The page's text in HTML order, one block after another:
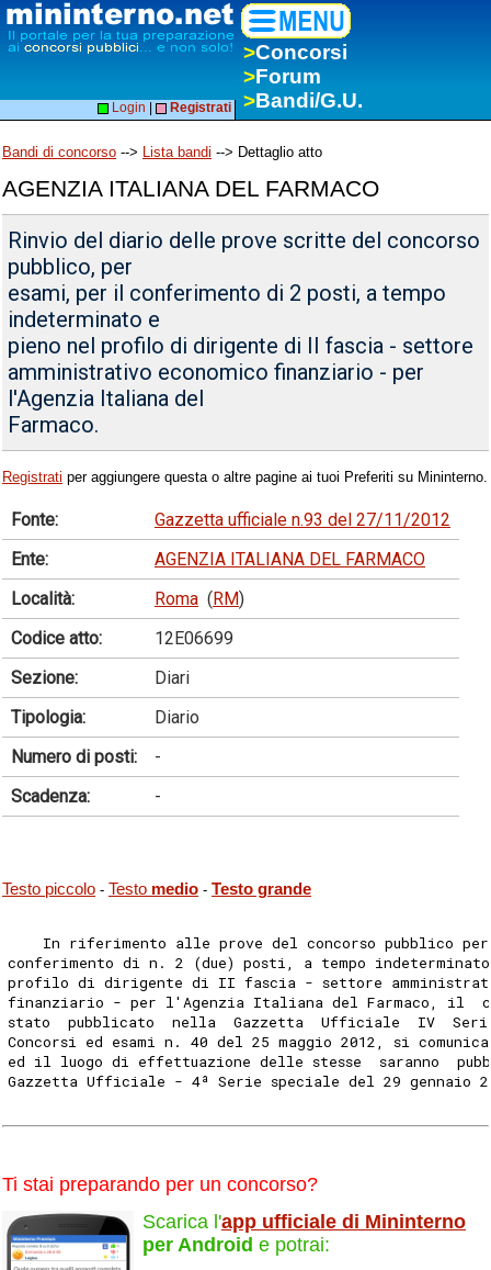
>Concorsi
>Forum
>Bandi/G.U.
Login Registrati
Bandi di concorso --> Lista bandi --> Dettaglio atto
AGENZIA ITALIANA DEL FARMACO
Rinvio del diario delle prove scritte del concorso
pubblico, per
esami, per il conferimento di 2 posti, a tempo
indeterminato e
pieno nel profilo di dirigente di II fascia - settore
amministrativo economico finanziario - per
l'Agenzia Italiana del
Farmaco.
Registrati per aggiungere questa o altre pagine ai tuoi Preferiti su Mininterno.
Fonte:
Gazzetta ufficiale n.93 del 27/11/2012
Ente:
AGENZIA ITALIANA DEL FARMACO
Località:
Roma (RM)
Codice atto:
12E06699
Sezione:
Diari
Tipologia:
Diario
Numero di posti:
-
Scadenza:
-
Testo piccolo - Testo medio - Testo grande
In riferimento alle prove del concorso pubblico
conferimento di n. 2 (due) posti, a tempo
profilo di dirigente di II fascia - settore
finanziario - per l'Agenzia Italiana del Farmaco, il
stato  pubblicato  nella  Gazzetta  Ufficiale  IV
Concorsi ed esami n. 40 del 25 maggio 2012, si
ed il luogo di effettuazione delle stesse  saranno
Gazzetta Ufficiale - 4ª Serie speciale del 29 gennaio
Ti stai preparando per un concorso?
Scarica l'app ufficiale di Mininterno
per Android e potrai: